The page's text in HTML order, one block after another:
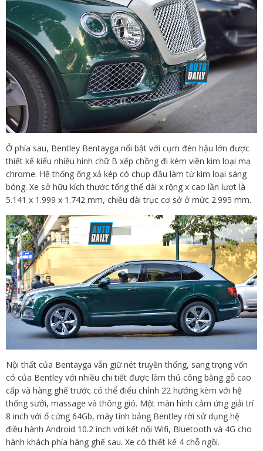
Ở phía sau, Bentley Bentayga nổi bật với cụm đèn hậu lớn được
thiết kế kiểu nhiều hình chữ B xếp chồng đi kèm viền kim loại mạ
chrome. Hệ thống ống xả kép có chụp đầu làm từ kim loại sáng
bóng. Xe sở hữu kích thước tổng thể dài x rộng x cao lần lượt là
5.141 x 1.999 x 1.742 mm, chiều dài trục cơ sở ở mức 2.995 mm.
Nội thất của Bentayga vẫn giữ nét truyền thống, sang trọng vốn
có của Bentley với nhiều chi tiết được làm thủ công bằng gỗ cao
cấp và hàng ghế trước có thể điểu chỉnh 22 hướng kèm với hệ
thống sưởi, massage và thông gió. Một màn hình cảm ứng giải trí
8 inch với ổ cứng 64Gb, máy tính bảng Bentley rời sử dụng hệ
điều hành Android 10.2 inch với kết nối Wifi, Bluetooth và 4G cho
hành khách phía hàng ghế sau. Xe có thiết kế 4 chỗ ngồi.